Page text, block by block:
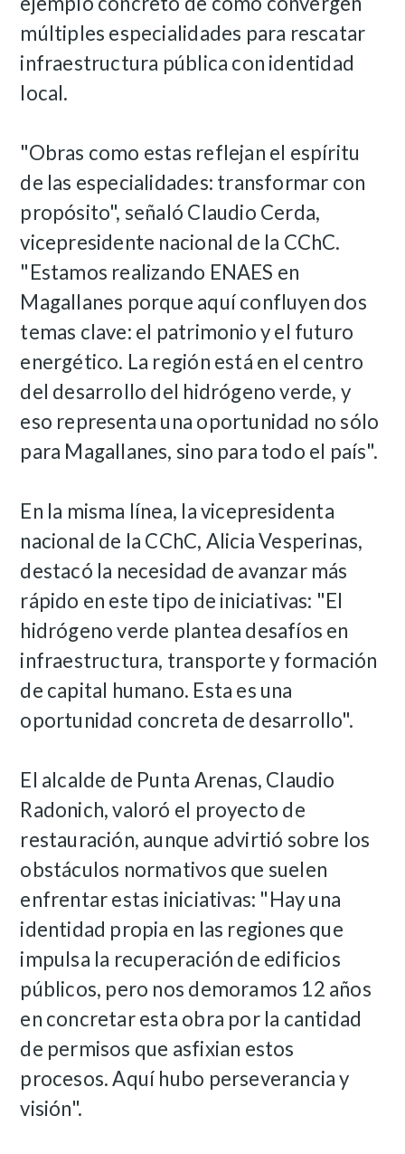
múltiples especialidades para rescatar
infraestructura pública con identidad
local.
"Obras como estas reflejan el espíritu
de las especialidades: transformar con
propósito", señaló Claudio Cerda,
vicepresidente nacional de la CChC.
"Estamos realizando ENAES en
Magallanes porque aquí confluyen dos
temas clave: el patrimonio y el futuro
energético. La región está en el centro
del desarrollo del hidrógeno verde, y
eso representa una oportunidad no sólo
para Magallanes, sino para todo el país".
En la misma línea, la vicepresidenta
nacional de la CChC, Alicia Vesperinas,
destacó la necesidad de avanzar más
rápido en este tipo de iniciativas: "El
hidrógeno verde plantea desafíos en
infraestructura, transporte y formación
de capital humano. Esta es una
oportunidad concreta de desarrollo".
El alcalde de Punta Arenas, Claudio
Radonich, valoró el proyecto de
restauración, aunque advirtió sobre los
obstáculos normativos que suelen
enfrentar estas iniciativas: "Hay una
identidad propia en las regiones que
impulsa la recuperación de edificios
públicos, pero nos demoramos 12 años
en concretar esta obra por la cantidad
de permisos que asfixian estos
procesos. Aquí hubo perseverancia y
visión".